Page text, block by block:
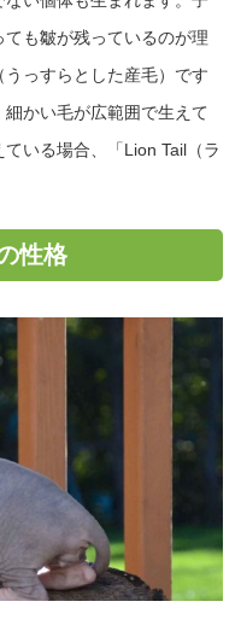
も皺が残っているのが理
っすらとした産毛）です
かい毛が広範囲で生えて
いる場合、「Lion Tail（ラ
性格